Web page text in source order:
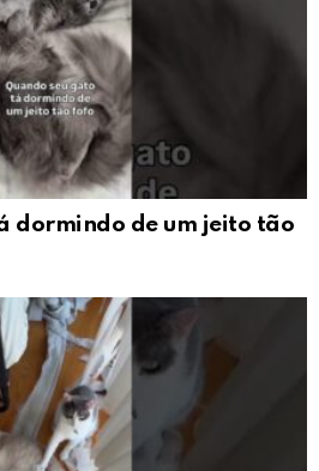
dormindo de um jeito tão